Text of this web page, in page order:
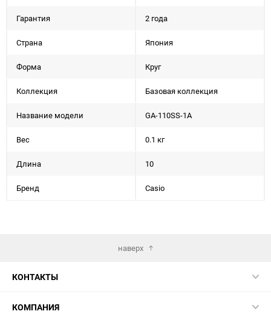
Гарантия 2 года
Страна Япония
Форма Круг
Коллекция Базовая коллекция
Название модели GA-110SS-1A
Вес 0.1 кг
Длина 10
Бренд Casio
наверх
КОНТАКТЫ
КОМПАНИЯ